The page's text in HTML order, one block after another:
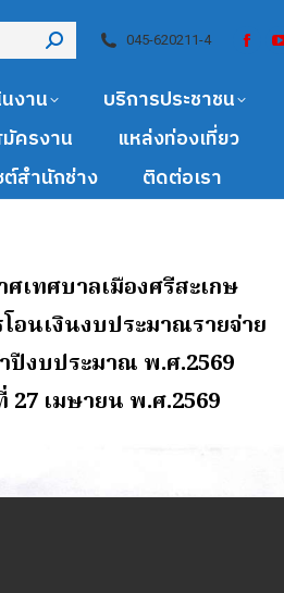
045-620211-4
งาน บริการประชาชน
ครงาน แหล่งท่องเที่ยว
ต์สำนักช่าง ติดต่อเรา
ศเทศบาลเมืองศรีสะเกษ
โอนเงินงบประมาณรายจ่าย
ปีงบประมาณ พ.ศ.2569
27 เมษายน พ.ศ.2569